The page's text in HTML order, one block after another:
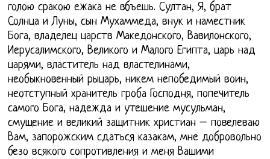
голою сракою ежака не вбъешь. Султан, Я, брат
Солнца и Луны, сын Мухаммеда, внук и наместник
Бога, владелец царств Македонского, Вавилонского,
Иерусалимского, Великого и Малого Египта, царь над
царями, властитель над властелинами,
необыкновенный рыцарь, никем непобедимый воин,
неотступный хранитель гроба Господня, попечитель
самого Бога, надежда и утешение мусульман,
смущение и великий защитник христиан – повелеваю
Вам, запорожским сдаться казакам, мне добровольно
безо всякого сопротивления и меня Вашими